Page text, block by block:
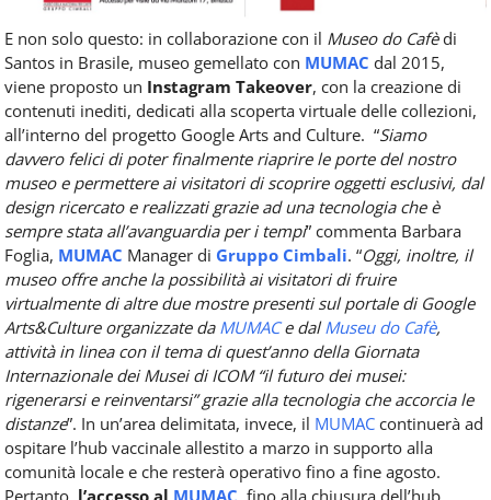
E non solo questo: in collaborazione con il Museo do Cafèdi
Santos in Brasile, museo gemellato con MUMAC dal 2015,
viene proposto un Instagram Takeover, con la creazione di
contenuti inediti, dedicati alla scoperta virtuale delle collezioni,
all’interno del progetto Google Arts and Culture. “Siamo
davvero felici di poter finalmente riaprire le porte del nostro
museo e permettere ai visitatori di scoprire oggetti esclusivi, dal
design ricercato e realizzati grazie ad una tecnologia che è
sempre stata all’avanguardia per i tempi” commenta Barbara
Foglia, MUMAC Manager di Gruppo Cimbali. “Oggi, inoltre, il
museo offre anche la possibilità ai visitatori di fruire
virtualmente di altre due mostre presenti sul portale di Google
Arts&Culture organizzate da MUMACe dalMuseu do Cafè,
attività in linea con il tema di quest’anno della Giornata
Internazionale dei Musei di ICOM “il futuro dei musei:
rigenerarsi e reinventarsi” grazie alla tecnologia che accorcia le
distanze”. In un’area delimitata, invece, il MUMAC continuerà ad
ospitare l’hub vaccinale allestito a marzo in supporto alla
comunità locale e che resterà operativo fino a fine agosto.
Pertanto, l’accesso al MUMAC fino alla chiusura dell’hub